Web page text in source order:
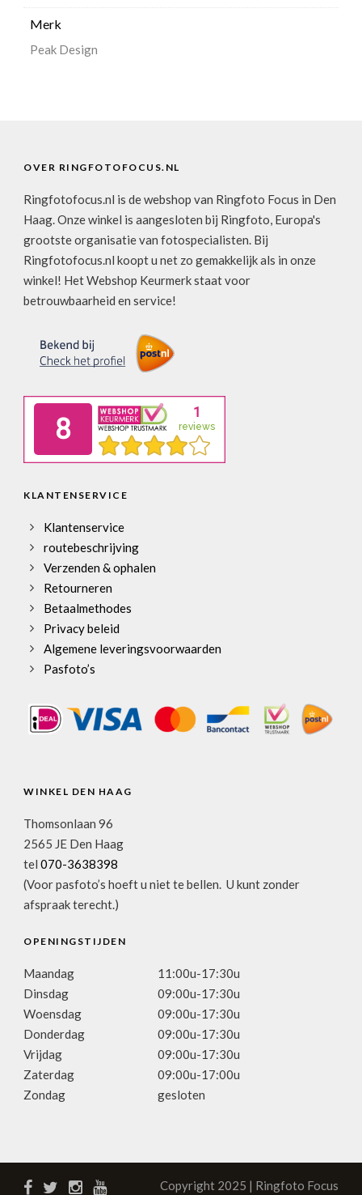
Merk
Peak Design
OVER RINGFOTOFOCUS.NL
Ringfotofocus.nl is de webshop van Ringfoto Focus in Den
Haag. Onze winkel is aangesloten bij Ringfoto, Europa's
grootste organisatie van fotospecialisten. Bij
Ringfotofocus.nl koopt u net zo gemakkelijk als in onze
winkel! Het Webshop Keurmerk staat voor
betrouwbaarheid en service!
KLANTENSERVICE
Klantenservice
routebeschrijving
Verzenden & ophalen
Retourneren
Betaalmethodes
Privacy beleid
Algemene leveringsvoorwaarden
Pasfoto’s
WINKEL DEN HAAG
Thomsonlaan 96
2565 JE Den Haag
tel 070-3638398
(Voor pasfoto’s hoeft u niet te bellen. U kunt zonder
afspraak terecht.)
OPENINGSTIJDEN
Maandag
11:00u-17:30u
Dinsdag
09:00u-17:30u
Woensdag
09:00u-17:30u
Donderdag
09:00u-17:30u
Vrijdag
09:00u-17:30u
Zaterdag
09:00u-17:00u
Zondag
gesloten
Copyright 2025 | Ringfoto Focus